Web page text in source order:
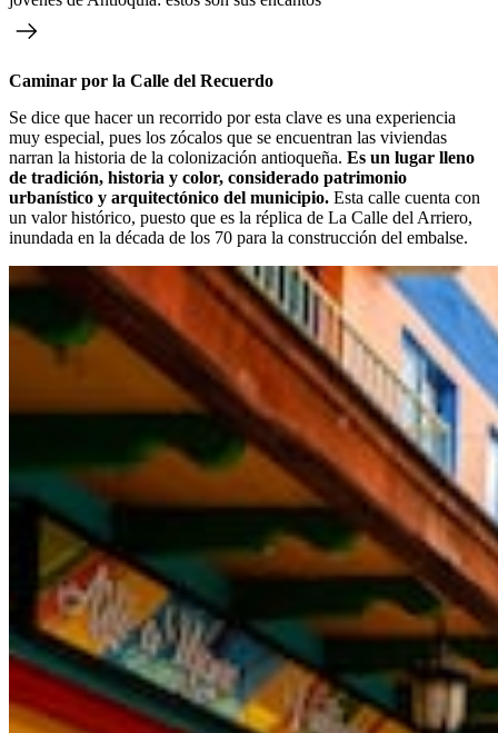
Caminar por la Calle del Recuerdo
Se dice que hacer un recorrido por esta clave es una experiencia
muy especial, pues los zócalos que se encuentran las viviendas
narran la historia de la colonización antioqueña. Es un lugar lleno
de tradición, historia y color, considerado patrimonio
urbanístico y arquitectónico del municipio. Esta calle cuenta con
un valor histórico, puesto que es la réplica de La Calle del Arriero,
inundada en la década de los 70 para la construcción del embalse.